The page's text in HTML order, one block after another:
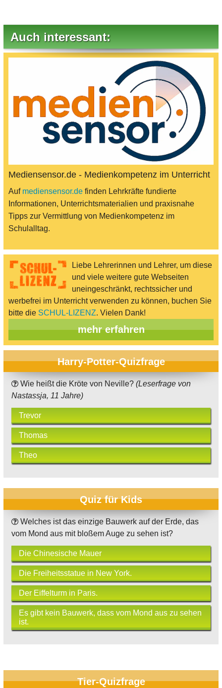
Auch interessant:
Mediensensor.de - Medienkompetenz im Unterricht
Auf mediensensor.de finden Lehrkräfte fundierte
Informationen, Unterrichtsmaterialien und praxisnahe
Tipps zur Vermittlung von Medienkompetenz im
Schulalltag.
Liebe Lehrerinnen und Lehrer, um diese
und viele weitere gute Webseiten
uneingeschränkt, rechtssicher und
werbefrei im Unterricht verwenden zu können, buchen Sie
bitte die SCHUL-LIZENZ. Vielen Dank!
mehr erfahren
Harry-Potter-Quizfrage
Wie heißt die Kröte von Neville? (Leserfrage von
Nastassja, 11 Jahre)
Trevor
Thomas
Theo
Quiz für Kids
Welches ist das einzige Bauwerk auf der Erde, das
vom Mond aus mit bloßem Auge zu sehen ist?
Die Chinesische Mauer
Die Freiheitsstatue in New York.
Der Eiffelturm in Paris.
Es gibt kein Bauwerk, dass vom Mond aus zu sehen
ist.
Tier-Quizfrage